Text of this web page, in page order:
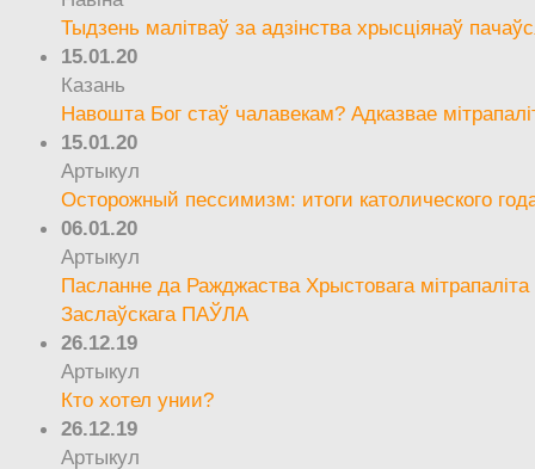
Тыдзень малітваў за адзінства хрысціянаў
15.01.20
Казань
Навошта Бог стаў чалавекам? Адказвае
15.01.20
Артыкул
Осторожный пессимизм: итоги католического
06.01.20
Артыкул
Пасланне да Ражджаства Хрыстовага мітрапаліта
Заслаўскага ПАЎЛА
26.12.19
Артыкул
Кто хотел унии?
26.12.19
Артыкул